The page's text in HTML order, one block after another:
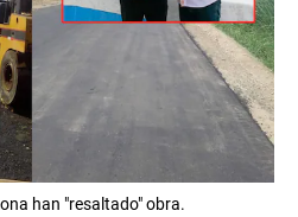
han "resaltado" obra.